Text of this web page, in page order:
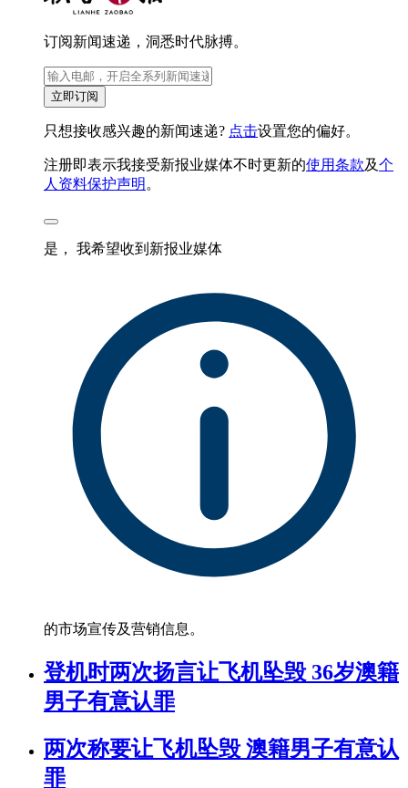
订阅新闻速递，洞悉时代脉搏。
立即订阅
只想接收感兴趣的新闻速递? 点击设置您的偏好。
注册即表示我接受新报业媒体不时更新的使用条款及个
人资料保护声明 。
是， 我希望收到新报业媒体
的市场宣传及营销信息。
登机时两次扬言让飞机坠毁 36岁澳籍
男子有意认罪
两次称要让飞机坠毁 澳籍男子有意认
罪